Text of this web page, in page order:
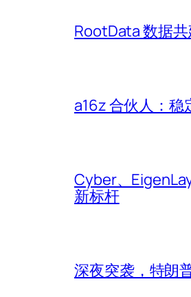
RootData 数据共
a16z 合伙人：稳
Cyber、
新标杆
深夜突袭，特朗